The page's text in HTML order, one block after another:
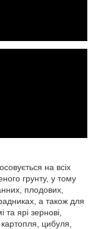
на всіх
грунту, у тому
плодових,
а також для
та ярі зернові,
цибуля,